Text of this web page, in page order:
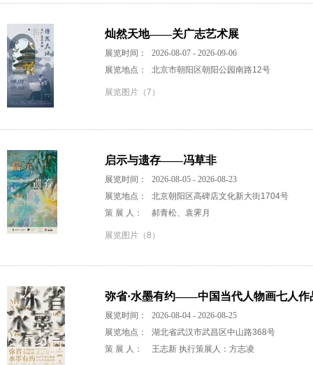
灿然天地——关广志艺术展
展览时间：
2026-08-07 - 2026-09-06
展览地点：
北京市朝阳区朝阳公园南路12号
展览图片（7）
启示与遗存——冯草非
展览时间：
2026-08-05 - 2026-08-23
展览地点：
北京朝阳区高碑店文化新大街1704号
策 展 人：
郝青松、袁霁月
展览图片（8）
弥省·水墨有约——中国当代人物画七人作
展览时间：
2026-08-04 - 2026-08-25
展览地点：
湖北省武汉市武昌区中山路368号
策 展 人：
王志新 执行策展人：方志凌